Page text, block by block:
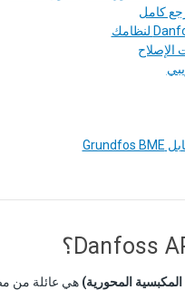
الإصلاح
هي عائلة من